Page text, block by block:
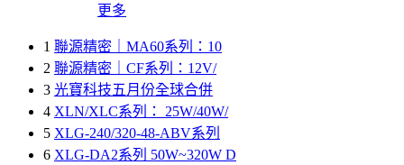
更多
1 聯源精密｜MA60系列：10
2 聯源精密｜CF系列：12V/
3 光寶科技五月份全球合併
4 XLN/XLC系列： 25W/40W/
5 XLG-240/320-48-ABV系列
6 XLG-DA2系列 50W~320W D